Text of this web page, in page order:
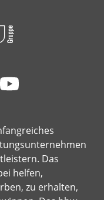
Das
helfen,
zu erhalten,